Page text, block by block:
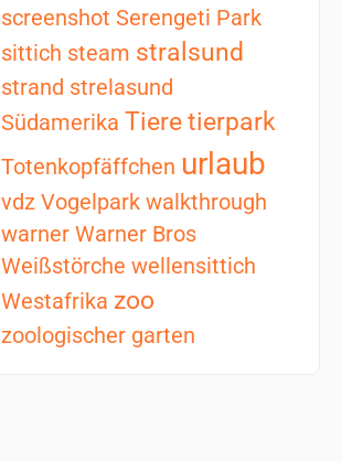
screenshot Serengeti Park
sittich steam stralsund
strand strelasund
Südamerika Tieretierpark
Totenkopfäffchen urlaub
vdz Vogelpark walkthrough
warner Warner Bros
Weißstörche wellensittich
Westafrika zoo
zoologischer garten